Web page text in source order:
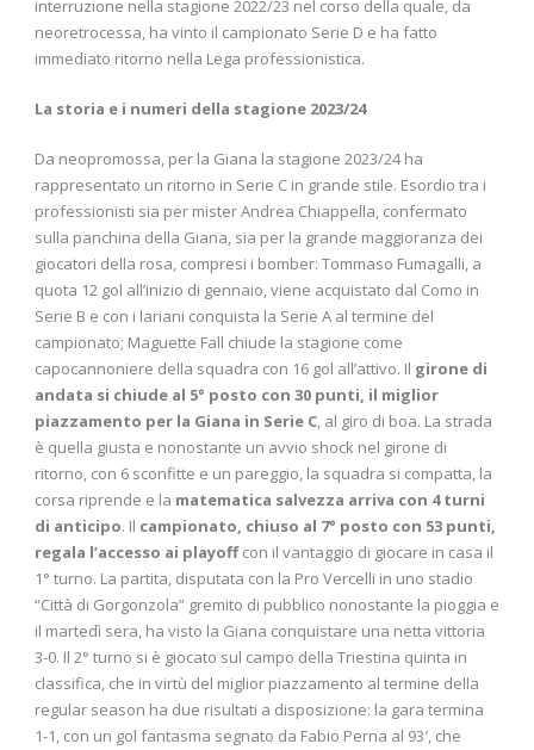
interruzione nella stagione 2022/23 nel corso della quale, da
neoretrocessa, ha vinto il campionato Serie D e ha fatto
immediato ritorno nella Lega professionistica.
La storia e i numeri della stagione 2023/24
Da neopromossa, per la Giana la stagione 2023/24 ha
rappresentato un ritorno in Serie C in grande stile. Esordio tra i
professionisti sia per mister Andrea Chiappella, confermato
sulla panchina della Giana, sia per la grande maggioranza dei
giocatori della rosa, compresi i bomber: Tommaso Fumagalli, a
quota 12 gol all’inizio di gennaio, viene acquistato dal Como in
Serie B e con i lariani conquista la Serie A al termine del
campionato; Maguette Fall chiude la stagione come
capocannoniere della squadra con 16 gol all’attivo. Il girone di
andata si chiude al 5° posto con 30 punti, il miglior
piazzamento per la Giana in Serie C, al giro di boa. La strada
è quella giusta e nonostante un avvio shock nel girone di
ritorno, con 6 sconfitte e un pareggio, la squadra si compatta, la
corsa riprende e la matematica salvezza arriva con 4 turni
di anticipo. Il campionato, chiuso al 7° posto con 53 punti,
regala l’accesso ai playoffcon il vantaggio di giocare in casa il
1° turno. La partita, disputata con la Pro Vercelli in uno stadio
“Città di Gorgonzola” gremito di pubblico nonostante la pioggia e
il martedì sera, ha visto la Giana conquistare una netta vittoria
3-0. Il 2° turno si è giocato sul campo della Triestina quinta in
classifica, che in virtù del miglior piazzamento al termine della
regular season ha due risultati a disposizione: la gara termina
1-1, con un gol fantasma segnato da Fabio Perna al 93′, che